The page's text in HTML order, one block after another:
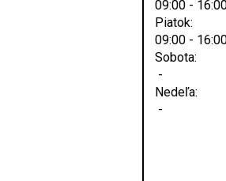
09:00 -
Piatok:
09:00 -
Sobota:
-
Nedeľa:
-